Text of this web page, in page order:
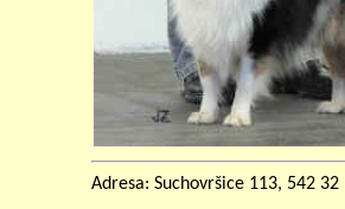
Adresa: Suchovršice 113, 542